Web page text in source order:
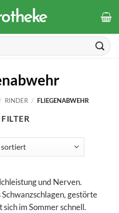
RINDER / FLIEGENABWEHR
FILTER
und Nerven.
gestörte
im Sommer schnell.